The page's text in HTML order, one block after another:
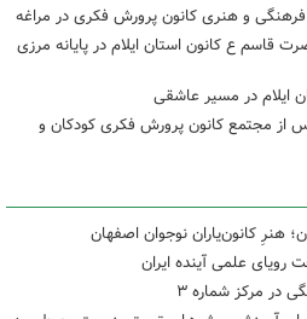
و هنری کانون پرورش فکری در مراغه
قاسم ع کانون استان ایلام در پایانه مرزی
ایلام در مسیر عاشقی
از مجتمع کانون پرورش فکری کودکان و
هنرِ کانون‌یاران نوجوان اصفهان
علمی آینده ایران
در مرکز شماره ۳